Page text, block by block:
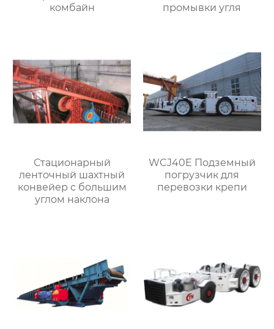
комбайн
промывки угля
Стационарный
ленточный шахтный
конвейер с большим
углом наклона
WCJ40E Подземный
погрузчик для
перевозки крепи